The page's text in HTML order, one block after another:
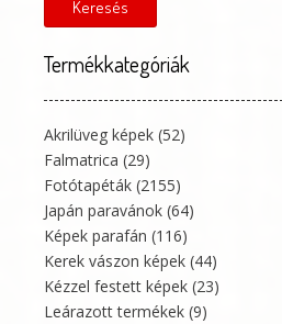
következőre:
Keresés
Termékkategóriák
Akrilüveg képek (52)
Falmatrica (29)
Fotótapéták (2155)
Japán paravánok (64)
Képek parafán (116)
Kerek vászon képek (44)
Kézzel festett képek (23)
Leárazott termékek (9)